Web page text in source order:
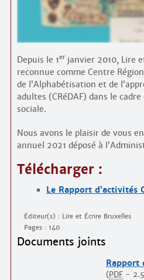
Depuis le 1erjanvier 2010, Lire
reconnue comme Centre
de l’Alphabétisation et de
adultes (CRéDAF) dans le
sociale.
Nous avons le plaisir de vous
annuel 2021 déposé à
Télécharger :
Le Rapport d’activités
Éditeur(s) : Lire et Écrire Bruxelles
Pages : 140
Documents joints
Rapport
( PDF-